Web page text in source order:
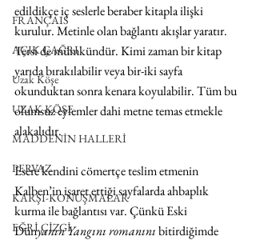
FRANÇAIS
AÇIK ÇAĞRI
Uzak Köşe
UZAK KÖŞE
MADDENİN HALLERİ
PERVAZ
KARŞI-KONUŞMALAR
EĞRİ ÇİZGİ
edildikçe iç seslerle beraber kitapla ilişki
kurulur. Metinle olan bağlantı akışlar yaratır.
Tersi de mümkündür. Kimi zaman bir kitap
yarıda bırakılabilir veya bir-iki sayfa
okunduktan sonra kenara koyulabilir. Tüm bu
olumsuz eylemler dahi metne temas etmekle
alakalıdır.
Esere kendini cömertçe teslim etmenin
Kalben’in işaret ettiği sayfalarda ahbaplık
kurma ile bağlantısı var. Çünkü Eski
Dünyanın Yangını romanını bitirdiğimde